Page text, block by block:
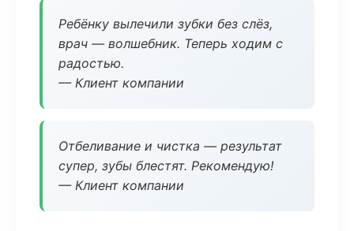
Ребёнку вылечили зубки без слёз,
врач — волшебник. Теперь ходим с
радостью.
— Клиент компании
Отбеливание и чистка — результат
супер, зубы блестят. Рекомендую!
— Клиент компании